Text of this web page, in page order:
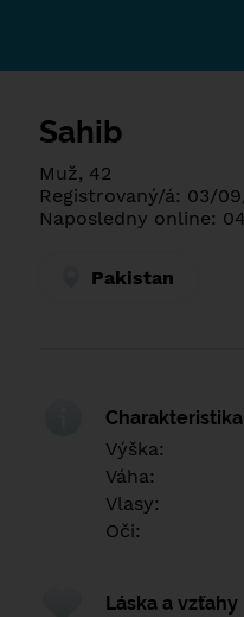
Sahib
Muž, 42
Registrovaný/á: 03/
Naposledny online:
Pakistan
Charakteristika
Výška:
Váha:
Vlasy:
Oči:
Láska a vzťahy